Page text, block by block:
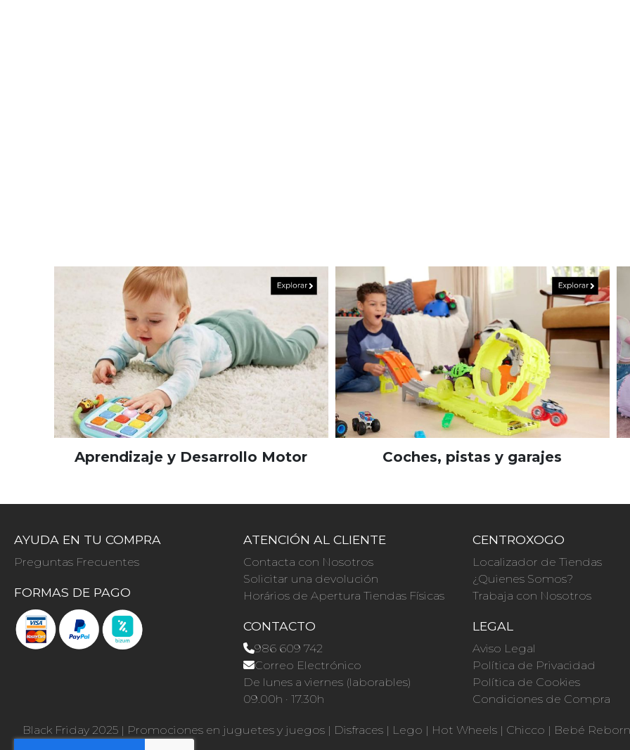
Aprendizaje y Desarrollo Motor Coches, pistas y garajes
AYUDA EN TU COMPRA
Preguntas Frecuentes
FORMAS DE PAGO
ATENCIÓN AL CLIENTE
Contacta con Nosotros
Solicitar una devolución
Horários de Apertura Tiendas Físicas
CONTACTO
986 609 742
Correo Electrónico
De lunes a viernes (laborables)
09.00h · 17.30h
CENTROXOGO
Localizador de Tiendas
¿Quienes Somos?
Trabaja con Nosotros
LEGAL
Aviso Legal
Política de Privacidad
Política de Cookies
Condiciones de Compra
Black Friday 2025 | Promociones en juguetes y juegos | Disfraces | Lego | Hot Wheels | Chicco | Bebé Reborn